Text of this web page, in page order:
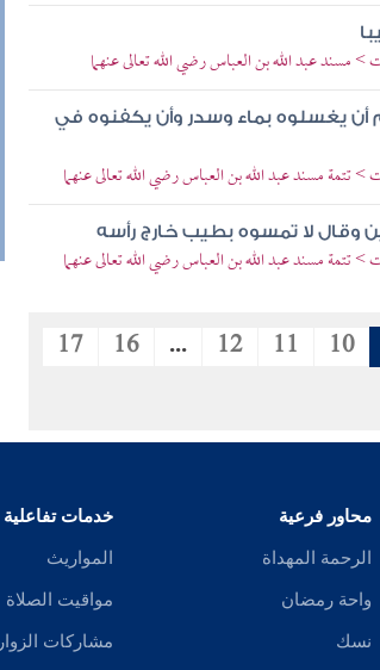
مسند عبد الله بن العباس رضي الله تعالى عنهما
أن يغسلوه بماء وسدر وأن يكفنوه في
تتمة مسند عبد الله بن العباس رضي الله تعالى عنهما
وقال لا تمسوه بطيب خارج رأسه
تتمة مسند عبد الله بن العباس رضي الله تعالى عنهما
10
11
12
...
16
17
محاور فرعية
الرحمة المهداة
واحة رمضان
نسك
خدمات تفاعلية
المواريث
مواقيت الصلاة
مشاركات الزوار